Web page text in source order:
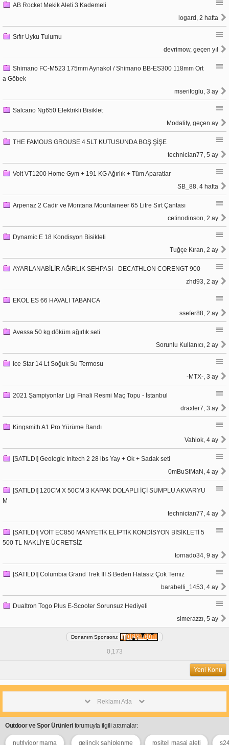
AB Rocket Mekik Aleti 3 Kademeli
logard, 2 hafta
Sıfır Uyku Tulumu
devrimow, geçen yıl
Shimano FC-M523 175mm Aynakol / Shimano BB-ES300 118mm Ort
a Göbek
mserifoglu, 3 ay
Salcano Ng650 Elektrikli Bisiklet
Modality, geçen ay
THE FAMOUS GROUSE 4.5LT KUTUSUNDA BOŞ ŞİŞE
technician77, 5 ay
Voit VT1200 Home Gym + 191 KG Ağırlık + Tüm Aparatlar
SB_88, 4 hafta
Arpenaz 2 Cadir ve Montana Mountaineer 65 Litre Sırt Çantası
cetinodinson, 2 ay
Dynamic E 18 Kondisyon Bisikleti
Tuğçe Kıran, 2 ay
AYARLANABİLİR AĞIRLIK SEHPASI - DECATHLON CORENGT 900
zhd93, 2 ay
EKOL ES 66 HAVALI TABANCA
ssefer88, 2 ay
Avessa 50 kg döküm ağırlık seti
Sorunlu Kullanıcı, 2 ay
Ice Star 14 Lt Soğuk Su Termosu
-MTX-, 3 ay
2021 Şampiyonlar Ligi Finali Resmi Maç Topu - İstanbul
draxler7, 3 ay
Kingsmith A1 Pro Yürüme Bandı
Vahlok, 4 ay
[SATILDI] Geologic Initech 2 28 lbs Yay + Ok + Sadak seti
0mBuStMaN, 4 ay
[SATILDI] 120CM X 50CM 3 KAPAK DOLAPLI İÇİ SUMPLU AKVARYU
M
technician77, 4 ay
[SATILDI] VOİT EC850 MANYETİK ELİPTİK KONDİSYON BİSİKLETİ 5
500 TL NAKLİYE ÜCRETSİZ
tornado34, 9 ay
[SATILDI] Columbia Grand Trek III S Beden Hatasız Çok Temiz
barabelli_1453, 4 ay
Dualtron Togo Plus E-Scooter Sorunsuz Hediyeli
simerazzı, 5 ay
Donanım Sponsoru:
0,173
Yeni Konu
Reklamı Atla
Outdoor ve Spor Ürünleriforumuyla ilgili aramalar:
nutrivigor mama gelincik sahiplenme rositell masaj aleti